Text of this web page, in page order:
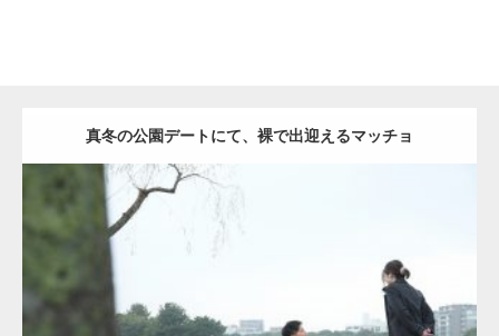
真冬の公園デートにて、裸で出迎えるマッチョ
公園のマッチョ AKIHITO(細マッチョ) 背中